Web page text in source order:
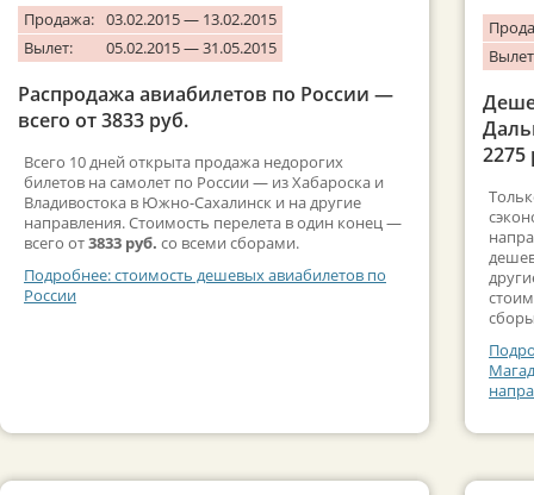
Продажа: 03.02.2015 — 13.02.2015
Вылет:
05.02.2015 — 31.05.2015
Распродажа авиабилетов по России —
всего от 3833 руб.
Всего 10 дней открыта продажа недорогих
билетов на самолет по России — из Хабароска и
Владивостока в Южно-Сахалинск и на другие
направления. Стоимость перелета в один конец —
всего от3833 руб. со всеми сборами.
Подробнее: стоимость дешевых авиабилетов по
России
2275